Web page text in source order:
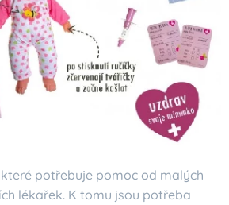
potřebuje pomoc od malých
lékařek. K tomu jsou potřeba